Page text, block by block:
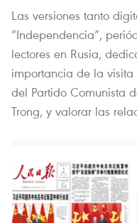
Las versiones tanto
“Independencia”,
lectores en Rusia,
importancia de la
del Partido Comunista
Trong, y valorar las